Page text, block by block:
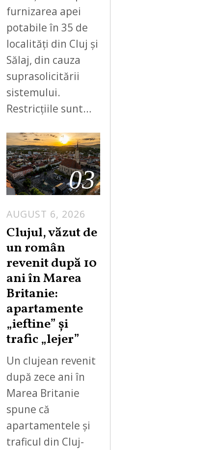
furnizarea apei
potabile în 35 de
localități din Cluj și
Sălaj, din cauza
suprasolicitării
sistemului.
Restricțiile sunt…
03
AUGUST 6, 2026
Clujul, văzut de
un român
revenit după 10
ani în Marea
Britanie:
apartamente
„ieftine” și
trafic „lejer”
Un clujean revenit
după zece ani în
Marea Britanie
spune că
apartamentele și
traficul din Cluj-